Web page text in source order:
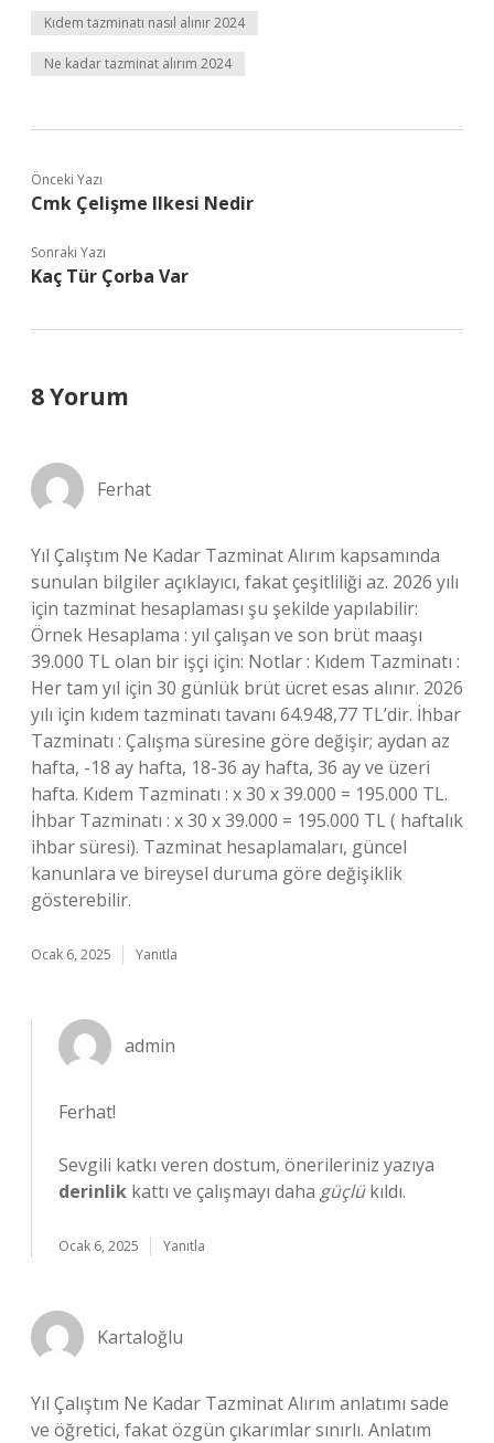
Kıdem tazminatı nasıl alınır 2024
Ne kadar tazminat alırım 2024
Önceki Yazı
Cmk Çelişme Ilkesi Nedir
Sonraki Yazı
Kaç Tür Çorba Var
8 Yorum
Ferhat
Yıl Çalıştım Ne Kadar Tazminat Alırım kapsamında
sunulan bilgiler açıklayıcı, fakat çeşitliliği az. 2026 yılı
için tazminat hesaplaması şu şekilde yapılabilir:
Örnek Hesaplama : yıl çalışan ve son brüt maaşı
39.000 TL olan bir işçi için: Notlar : Kıdem Tazminatı :
Her tam yıl için 30 günlük brüt ücret esas alınır. 2026
yılı için kıdem tazminatı tavanı 64.948,77 TL’dir. İhbar
Tazminatı : Çalışma süresine göre değişir; aydan az
hafta, -18 ay hafta, 18-36 ay hafta, 36 ay ve üzeri
hafta. Kıdem Tazminatı : x 30 x 39.000 = 195.000 TL.
İhbar Tazminatı : x 30 x 39.000 = 195.000 TL ( haftalık
ihbar süresi). Tazminat hesaplamaları, güncel
kanunlara ve bireysel duruma göre değişiklik
gösterebilir.
Ocak 6, 2025 Yanıtla
admin
Ferhat!
Sevgili katkı veren dostum, önerileriniz yazıya
derinlik kattı ve çalışmayı daha güçlükıldı.
Ocak 6, 2025 Yanıtla
Kartaloğlu
Yıl Çalıştım Ne Kadar Tazminat Alırım anlatımı sade
ve öğretici, fakat özgün çıkarımlar sınırlı. Anlatım